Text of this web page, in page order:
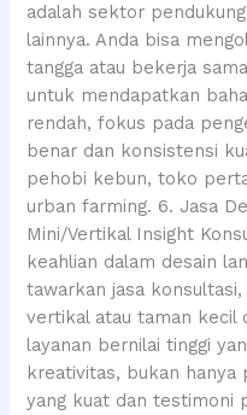
adalah sektor
lainnya. Anda bisa
tangga atau bekerja
untuk mendapatkan
rendah, fokus pada
benar dan konsistensi
pehobi kebun, toko
urban farming. 6. Jasa
Mini/Vertikal Insight
keahlian dalam desain
tawarkan jasa
vertikal atau taman kecil
layanan bernilai tinggi
kreativitas, bukan
yang kuat dan testimoni